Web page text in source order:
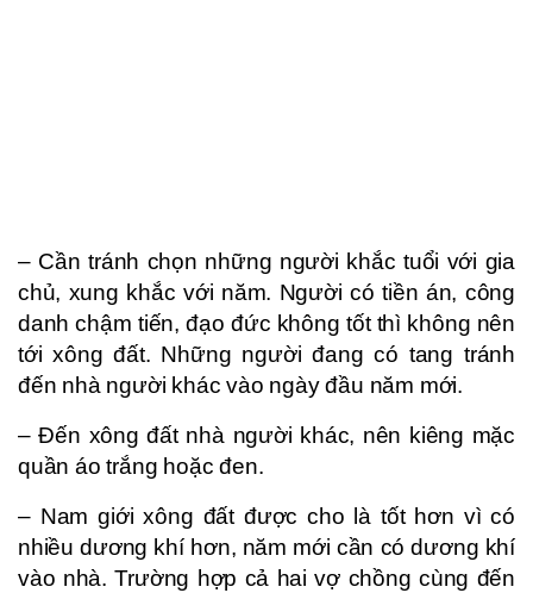
– Cần tránh chọn những người khắc tuổi với gia
chủ, xung khắc với năm. Người có tiền án, công
danh chậm tiến, đạo đức không tốt thì không nên
tới xông đất. Những người đang có tang tránh
đến nhà người khác vào ngày đầu năm mới.
– Đến xông đất nhà người khác, nên kiêng mặc
quần áo trắng hoặc đen.
– Nam giới xông đất được cho là tốt hơn vì có
nhiều dương khí hơn, năm mới cần có dương khí
vào nhà. Trường hợp cả hai vợ chồng cùng đến